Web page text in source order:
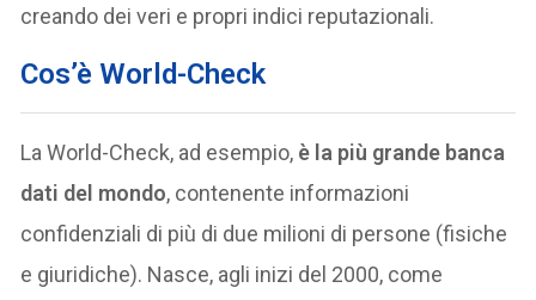
creando dei veri e propri indici reputazionali.
Cos’è World-Check
La World-Check, ad esempio, è la più grande banca
dati del mondo, contenente informazioni
confidenziali di più di due milioni di persone (fisiche
e giuridiche). Nasce, agli inizi del 2000, come